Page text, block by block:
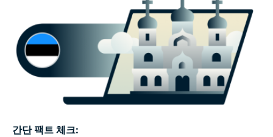
간단 팩트 체크: